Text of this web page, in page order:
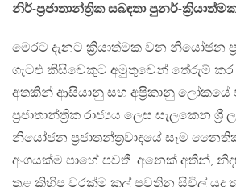
නිර්-ප්‍රජාතාන්ත්‍රික සබඳතා පුනර්-
මෙරට දැනට ක්‍රියාත්මක වන නියෝජන
ගැටළු කිසිවෙකුට අමුතුවෙන් තේරුම් කර
අතකින් ආසියානු සහ අප්‍රිකානු ලෝකයේ
ප්‍රජාතාන්ත්‍රික රාජ්‍යය ලෙස සැලකෙන
නියෝජන ප්‍රජාතන්ත්‍රවාදයේ සෑම
අංගයක්ම පාහේ පවතී. අනෙක් අතින්,
තුළ කිහිප වරක්ම කල් පවතින සිවිල් යුද